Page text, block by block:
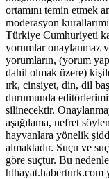
ortamını temin etmek
moderasyon
Türkiye Cumhuriyeti
yorumlar onaylanmaz
yorumların, (yorum
dahil olmak üzere)
ırk, cinsiyet, din, dil
durumunda
silinecektir.
aşağılama, nefret
hayvanlara yönelik
almaktadır. Suçu ve
göre suçtur. Bu
hthayat.haberturk.com